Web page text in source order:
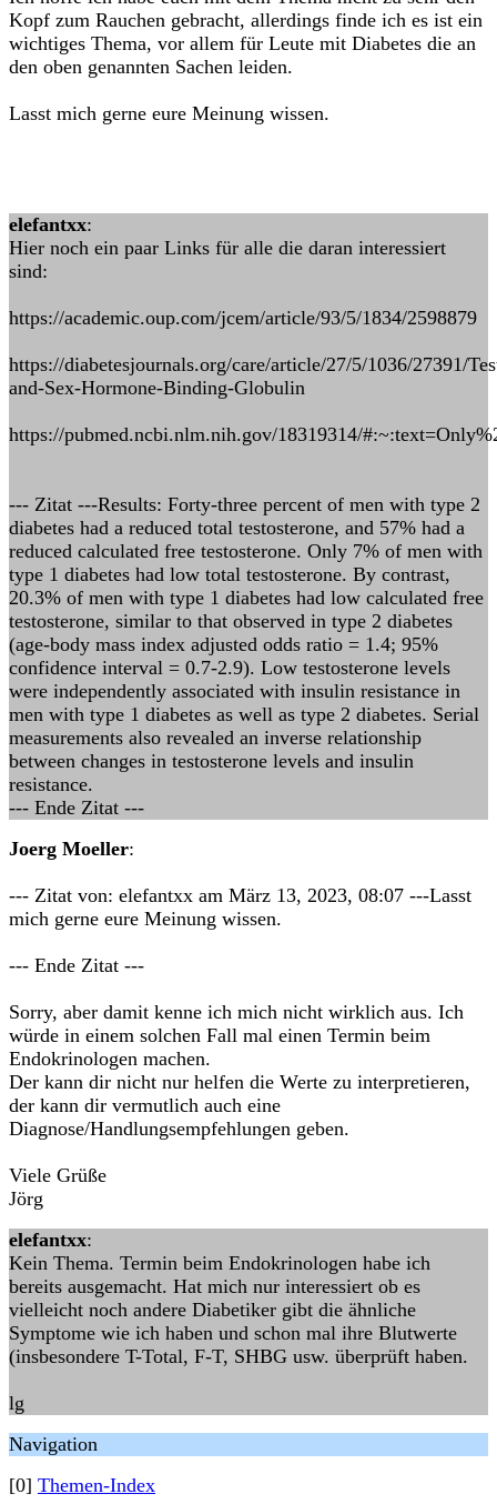
Kopf zum Rauchen gebracht, allerdings finde ich es ist ein
wichtiges Thema, vor allem für Leute mit Diabetes die an
den oben genannten Sachen leiden.
Lasst mich gerne eure Meinung wissen.
elefantxx:
Hier noch ein paar Links für alle die daran interessiert
sind:
https://academic.oup.com/jcem/article/93/5/1834/2598879
https://diabetesjournals.org/care/article/27/5/1036/27391/
and-Sex-Hormone-Binding-Globulin
https://pubmed.ncbi.nlm.nih.gov/18319314/
--- Zitat ---Results: Forty-three percent of men with type 2
diabetes had a reduced total testosterone, and 57% had a
reduced calculated free testosterone. Only 7% of men with
type 1 diabetes had low total testosterone. By contrast,
20.3% of men with type 1 diabetes had low calculated free
testosterone, similar to that observed in type 2 diabetes
(age-body mass index adjusted odds ratio = 1.4; 95%
confidence interval = 0.7-2.9). Low testosterone levels
were independently associated with insulin resistance in
men with type 1 diabetes as well as type 2 diabetes. Serial
measurements also revealed an inverse relationship
between changes in testosterone levels and insulin
resistance.
--- Ende Zitat ---
Joerg Moeller:
--- Zitat von: elefantxx am März 13, 2023, 08:07 ---Lasst
mich gerne eure Meinung wissen.
--- Ende Zitat ---
Sorry, aber damit kenne ich mich nicht wirklich aus. Ich
würde in einem solchen Fall mal einen Termin beim
Endokrinologen machen.
Der kann dir nicht nur helfen die Werte zu interpretieren,
der kann dir vermutlich auch eine
Diagnose/Handlungsempfehlungen geben.
Viele Grüße
Jörg
elefantxx:
Kein Thema. Termin beim Endokrinologen habe ich
bereits ausgemacht. Hat mich nur interessiert ob es
vielleicht noch andere Diabetiker gibt die ähnliche
Symptome wie ich haben und schon mal ihre Blutwerte
(insbesondere T-Total, F-T, SHBG usw. überprüft haben.
lg
Navigation
[0] Themen-Index